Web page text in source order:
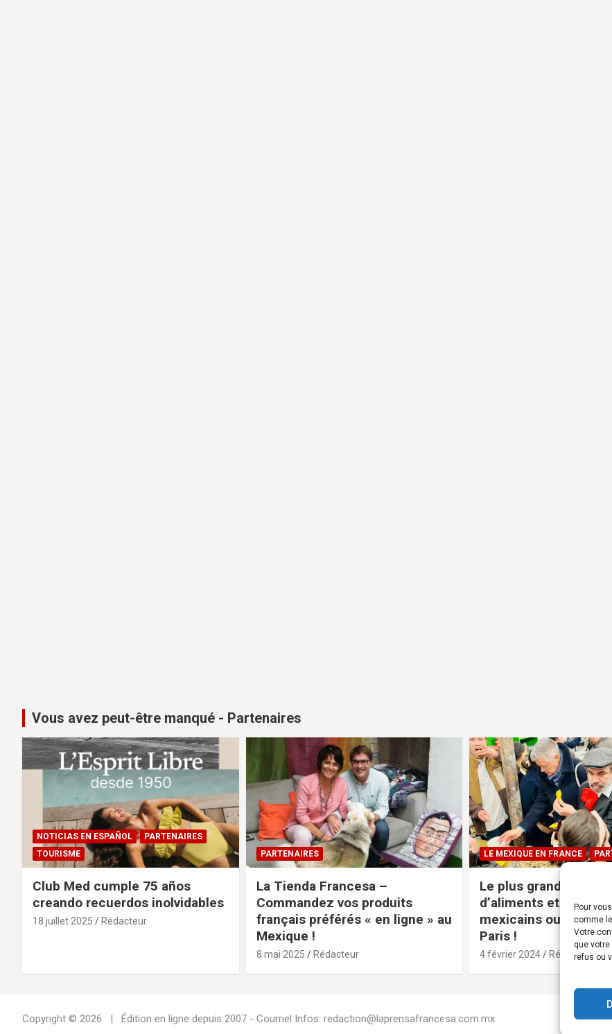
Pour
comme
Votre
que
refus ou
Vous avez peut-être manqué - Partenaires
NOTICIAS EN ESPAÑOL
PARTENAIRES
TOURISME
Club Med cumple 75 años
creando recuerdos inolvidables
18 juillet 2025 Rédacteur
PARTENAIRES
La Tienda Francesa –
Commandez vos produits
français préférés « en ligne » au
Mexique !
8 mai 2025 Rédacteur
LE MEXIQUE EN FRANCE
Le plus grand magasin
d’aliments et produits
mexicains ouvre ses
Paris !
4 février 2024 Rédacteur
Copyright © 2026 Édition en ligne depuis 2007 - Courriel Infos: redaction@laprensafrancesa.com.mx